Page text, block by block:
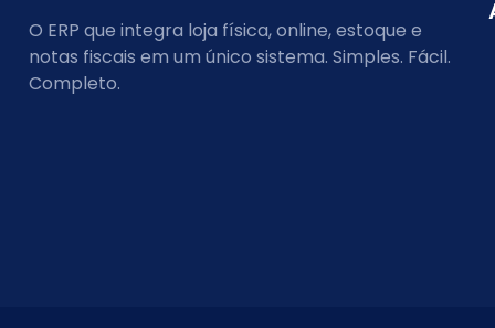
O ERP que integra loja física, online, estoque e
notas fiscais em um único sistema. Simples. Fácil.
Completo.